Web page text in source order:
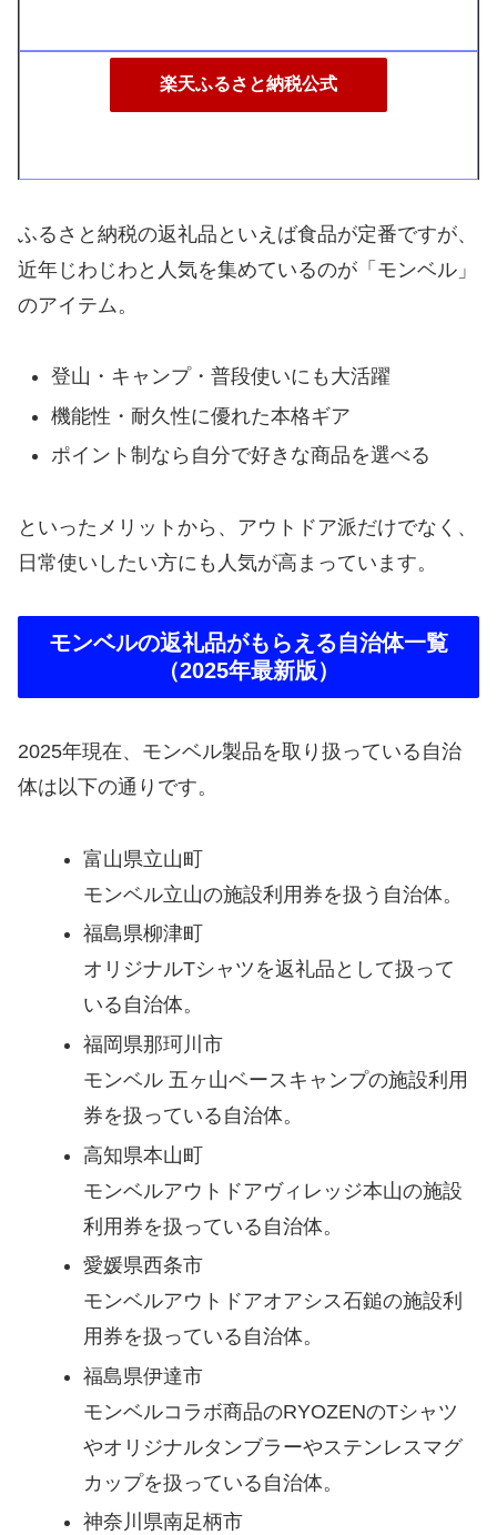
楽天ふるさと納税公式
ふるさと納税の返礼品といえば食品が定番ですが、
近年じわじわと人気を集めているのが「モンベル」
のアイテム。
登山・キャンプ・普段使いにも大活躍
機能性・耐久性に優れた本格ギア
ポイント制なら自分で好きな商品を選べる
といったメリットから、アウトドア派だけでなく、
日常使いしたい方にも人気が高まっています。
モンベルの返礼品がもらえる自治体一覧
（2025年最新版）
2025年現在、モンベル製品を取り扱っている自治
体は以下の通りです。
富山県立山町
モンベル立山の施設利用券を扱う自治体。
福島県柳津町
オリジナルTシャツを返礼品として扱って
いる自治体。
福岡県那珂川市
モンベル 五ヶ山ベースキャンプの施設利用
券を扱っている自治体。
高知県本山町
モンベルアウトドアヴィレッジ本山の施設
利用券を扱っている自治体。
愛媛県西条市
モンベルアウトドアオアシス石鎚の施設利
用券を扱っている自治体。
福島県伊達市
モンベルコラボ商品のRYOZENのTシャツ
やオリジナルタンブラーやステンレスマグ
カップを扱っている自治体。
神奈川県南足柄市